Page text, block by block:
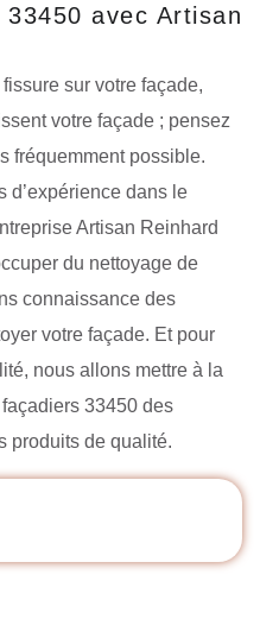
avec Artisan
sur votre façade,
votre façade ; pensez
fréquemment possible.
d’expérience dans le
Artisan Reinhard
du nettoyage de
connaissance des
votre façade. Et pour
nous allons mettre à la
33450 des
produits de qualité.